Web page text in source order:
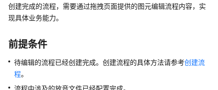
快
入
门
用
创建完成的流程，需要通过拖拽页面提供的图元编辑流程内容，实
现具体业务能力。
前提条件
待编辑的流程已经创建完成。创建流程的具体方法请参考创建流
程。
流程中涉及的放音文件已经配置完成。